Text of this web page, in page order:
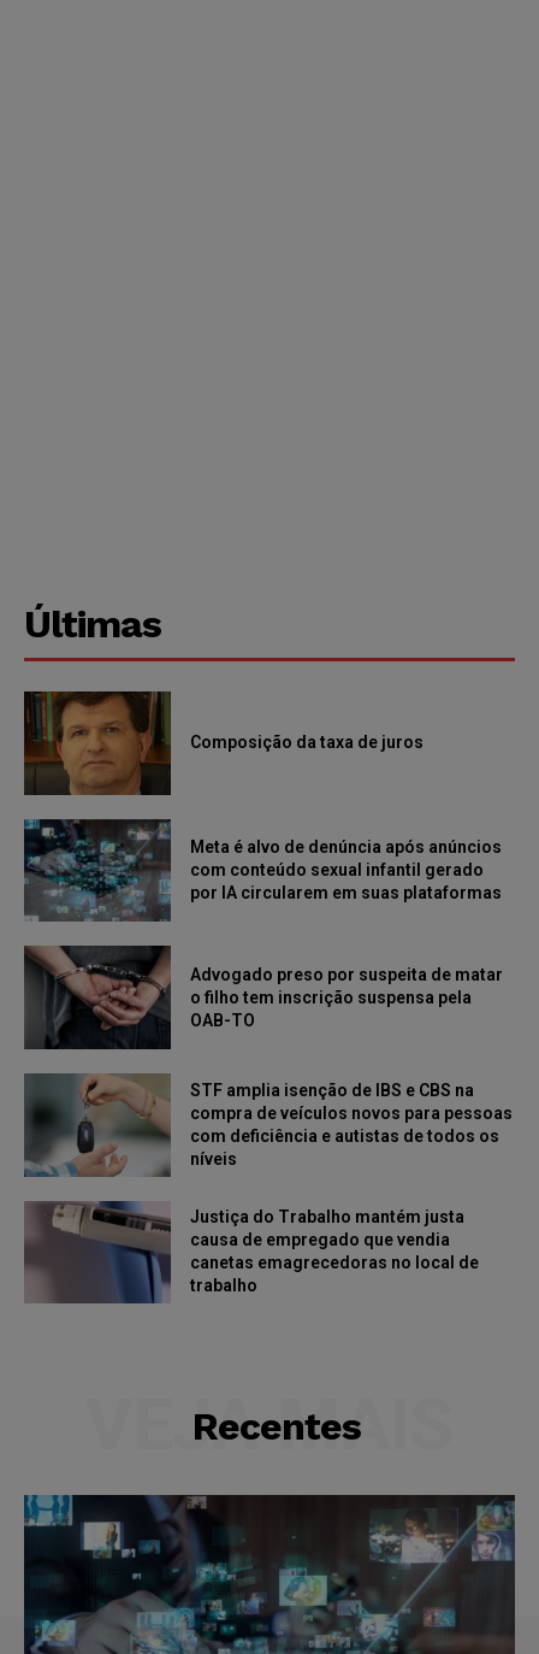
Últimas
Composição da taxa de juros
Meta é alvo de denúncia após anúncios
com conteúdo sexual infantil gerado
por IA circularem em suas plataformas
Advogado preso por suspeita de matar
o filho tem inscrição suspensa pela
OAB-TO
STF amplia isenção de IBS e CBS na
compra de veículos novos para pessoas
com deficiência e autistas de todos os
níveis
Justiça do Trabalho mantém justa
causa de empregado que vendia
canetas emagrecedoras no local de
trabalho
Recentes
VEJA MAIS